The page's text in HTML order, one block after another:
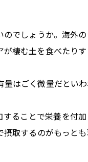
でしょうか。海外
棲む土を食べたりす
はごく微量だとい
ることで栄養を付
取するのがもっと